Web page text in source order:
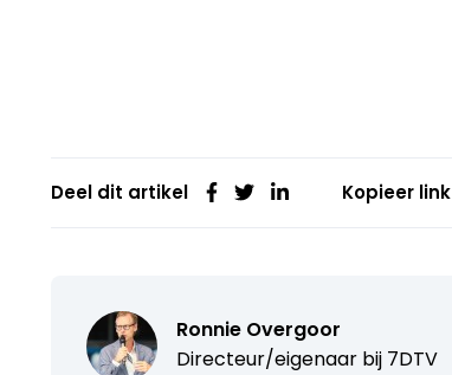
Deel dit artikel Kopieer link
Ronnie Overgoor
Directeur/eigenaar bij 7DTV